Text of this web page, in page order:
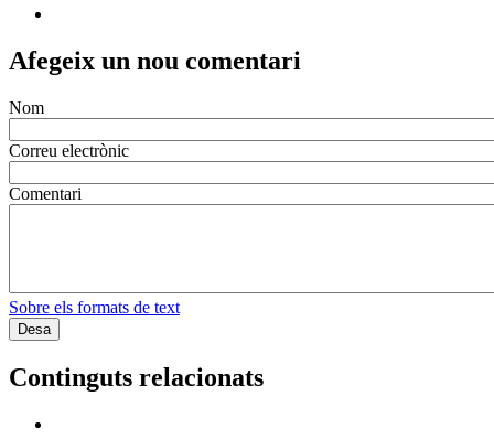
Afegeix un nou comentari
Nom
Correu electrònic
Comentari
Sobre els formats de text
Continguts relacionats